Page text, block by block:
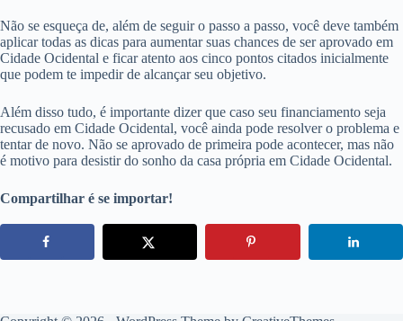
Não se esqueça de, além de seguir o passo a passo, você deve também
aplicar todas as dicas para aumentar suas chances de ser aprovado em
Cidade Ocidental e ficar atento aos cinco pontos citados inicialmente
que podem te impedir de alcançar seu objetivo.
Além disso tudo, é importante dizer que caso seu financiamento seja
recusado em Cidade Ocidental, você ainda pode resolver o problema e
tentar de novo. Não se aprovado de primeira pode acontecer, mas não
é motivo para desistir do sonho da casa própria em Cidade Ocidental.
Compartilhar é se importar!